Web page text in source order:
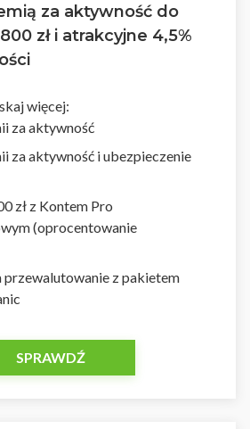
za aktywność do
zł i atrakcyjne 4,5%
więcej:
za aktywność
za aktywność i ubezpieczenie
zł z Kontem Pro
(oprocentowanie
z pakietem
SPRAWDŹ